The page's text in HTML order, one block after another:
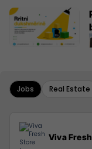
Jobs Real Estate
Viva